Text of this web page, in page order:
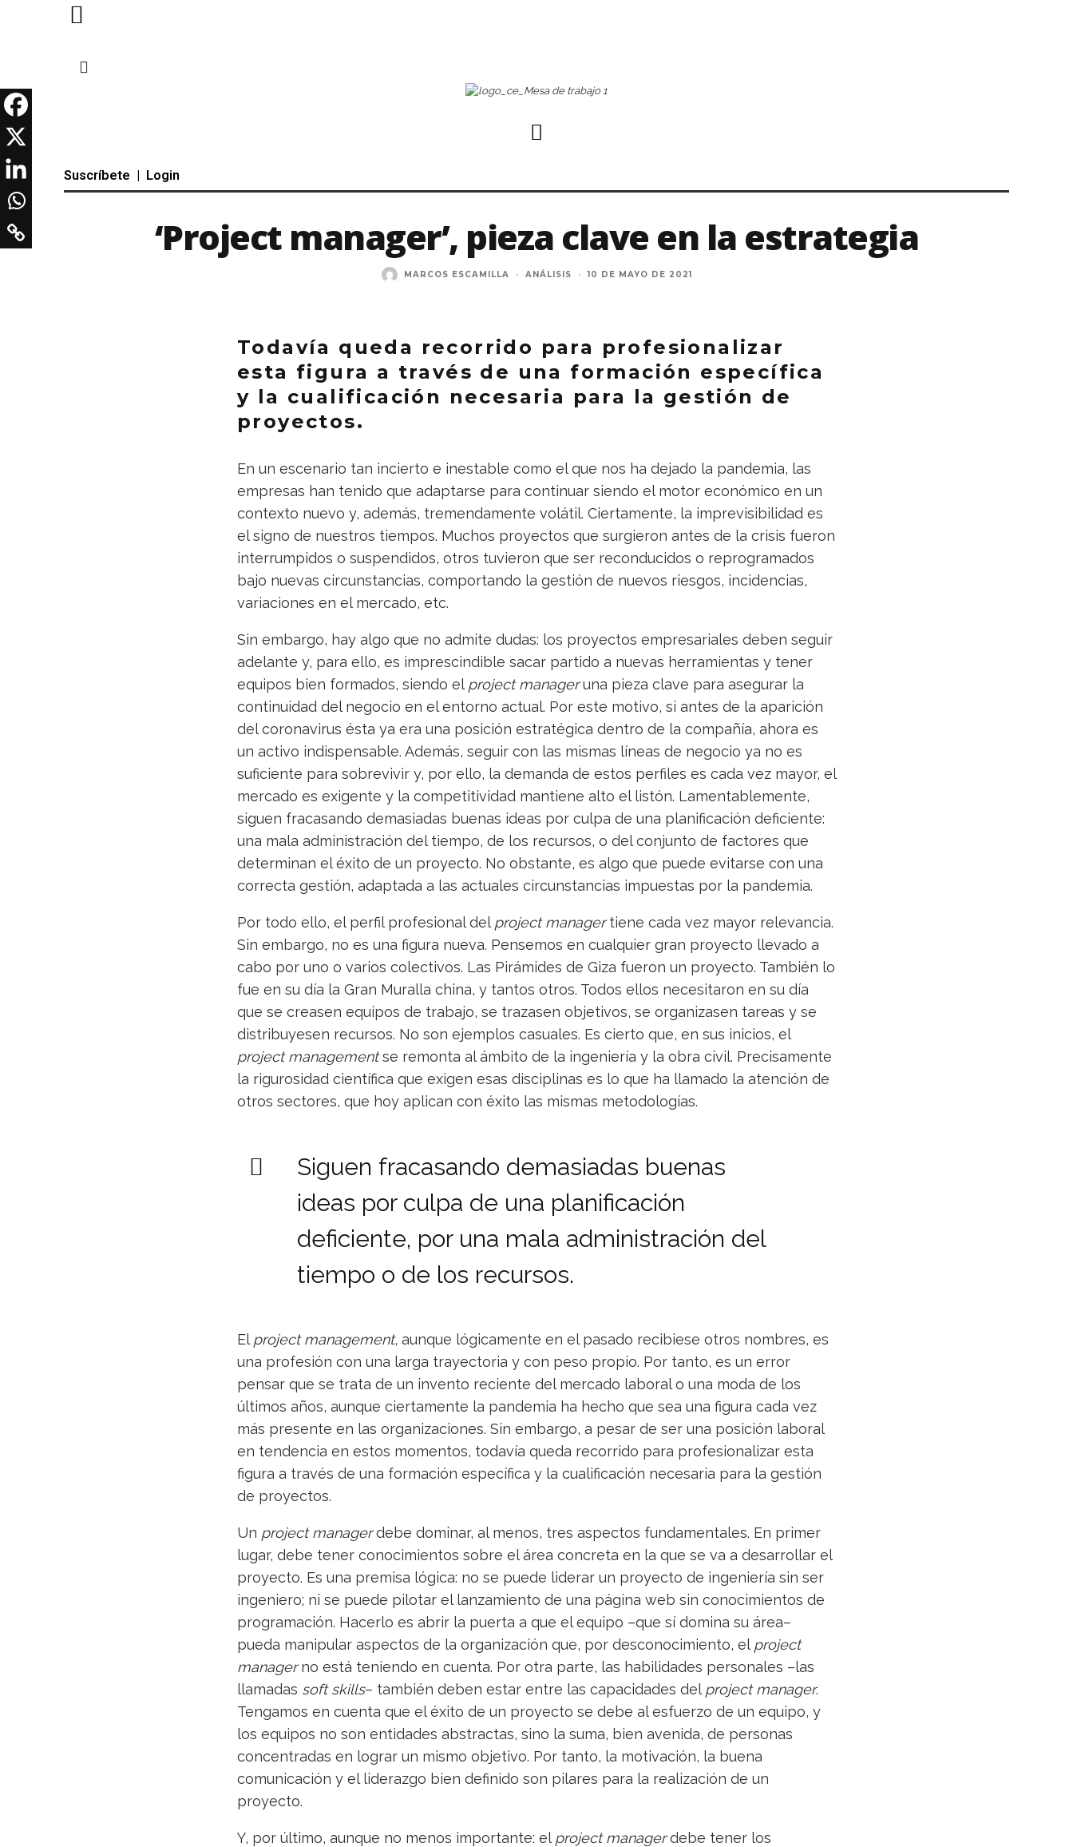
Suscríbete | Login
‘Project manager’, pieza clave en la estrategia
MARCOS ESCAMILLA · ANÁLISIS · 10 DE MAYO DE 2021
Todavía queda recorrido para profesionalizar
esta figura a través de una formación específica
y la cualificación necesaria para la gestión de
proyectos.
En un escenario tan incierto e inestable como el que nos ha dejado la pandemia, las
empresas han tenido que adaptarse para continuar siendo el motor económico en un
contexto nuevo y, además, tremendamente volátil. Ciertamente, la imprevisibilidad es
el signo de nuestros tiempos. Muchos proyectos que surgieron antes de la crisis fueron
interrumpidos o suspendidos, otros tuvieron que ser reconducidos o reprogramados
bajo nuevas circunstancias, comportando la gestión de nuevos riesgos, incidencias,
variaciones en el mercado, etc.
Sin embargo, hay algo que no admite dudas: los proyectos empresariales deben seguir
adelante y, para ello, es imprescindible sacar partido a nuevas herramientas y tener
equipos bien formados, siendo el project manageruna pieza clave para asegurar la
continuidad del negocio en el entorno actual. Por este motivo, si antes de la aparición
del coronavirus ésta ya era una posición estratégica dentro de la compañía, ahora es
un activo indispensable. Además, seguir con las mismas líneas de negocio ya no es
suficiente para sobrevivir y, por ello, la demanda de estos perfiles es cada vez mayor, el
mercado es exigente y la competitividad mantiene alto el listón. Lamentablemente,
siguen fracasando demasiadas buenas ideas por culpa de una planificación deficiente:
una mala administración del tiempo, de los recursos, o del conjunto de factores que
determinan el éxito de un proyecto. No obstante, es algo que puede evitarse con una
correcta gestión, adaptada a las actuales circunstancias impuestas por la pandemia.
Por todo ello, el perfil profesional del project managertiene cada vez mayor relevancia.
Sin embargo, no es una figura nueva. Pensemos en cualquier gran proyecto llevado a
cabo por uno o varios colectivos. Las Pirámides de Giza fueron un proyecto. También lo
fue en su día la Gran Muralla china, y tantos otros. Todos ellos necesitaron en su día
que se creasen equipos de trabajo, se trazasen objetivos, se organizasen tareas y se
distribuyesen recursos. No son ejemplos casuales. Es cierto que, en sus inicios, el
project managementse remonta al ámbito de la ingeniería y la obra civil. Precisamente
la rigurosidad científica que exigen esas disciplinas es lo que ha llamado la atención de
otros sectores, que hoy aplican con éxito las mismas metodologías.
Siguen fracasando demasiadas buenas
ideas por culpa de una planificación
deficiente, por una mala administración del
tiempo o de los recursos.
El project management, aunque lógicamente en el pasado recibiese otros nombres, es
una profesión con una larga trayectoria y con peso propio. Por tanto, es un error
pensar que se trata de un invento reciente del mercado laboral o una moda de los
últimos años, aunque ciertamente la pandemia ha hecho que sea una figura cada vez
más presente en las organizaciones. Sin embargo, a pesar de ser una posición laboral
en tendencia en estos momentos, todavía queda recorrido para profesionalizar esta
figura a través de una formación específica y la cualificación necesaria para la gestión
de proyectos.
Un project managerdebe dominar, al menos, tres aspectos fundamentales. En primer
lugar, debe tener conocimientos sobre el área concreta en la que se va a desarrollar el
proyecto. Es una premisa lógica: no se puede liderar un proyecto de ingeniería sin ser
ingeniero; ni se puede pilotar el lanzamiento de una página web sin conocimientos de
programación. Hacerlo es abrir la puerta a que el equipo –que sí domina su área–
pueda manipular aspectos de la organización que, por desconocimiento, el project
managerno está teniendo en cuenta. Por otra parte, las habilidades personales –las
llamadas soft skills– también deben estar entre las capacidades del project manager.
Tengamos en cuenta que el éxito de un proyecto se debe al esfuerzo de un equipo, y
los equipos no son entidades abstractas, sino la suma, bien avenida, de personas
concentradas en lograr un mismo objetivo. Por tanto, la motivación, la buena
comunicación y el liderazgo bien definido son pilares para la realización de un
proyecto.
Y, por último, aunque no menos importante: el project managerdebe tener los